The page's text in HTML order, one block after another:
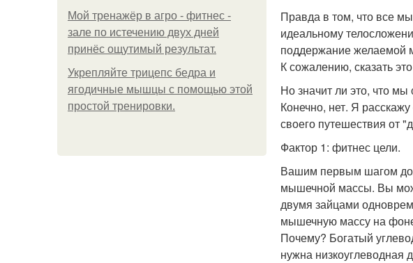
Мой тренажёр в агро - фитнес -
зале по истечению двух дней
принёс ощутимый результат.
Укрепляйте трицепс бедра и
ягодичные мышцы с помощью этой
простой тренировки.
Правда в том, что все
идеальному
поддержание желаемой
К сожалению, сказать
Но значит ли это, что
Конечно, нет. Я
своего путешествия от
Фактор 1: фитнес цели.
Вашим первым шагом
мышечной массы. Вы
двумя зайцами
мышечную массу на
Почему? Богатый
нужна низкоуглеводная